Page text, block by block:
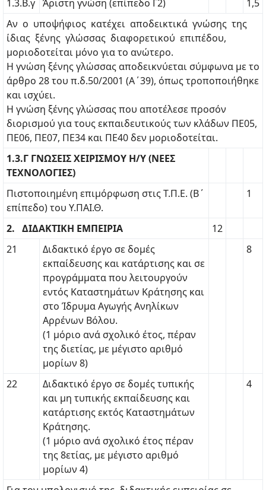
1.3.Β.γ Άριστη γνώση (επίπεδο Γ2)
1,5
Αν ο υποψήφιος κατέχει αποδεικτικά γνώσης της
ίδιας ξένης γλώσσας διαφορετικού επιπέδου,
μοριοδοτείται μόνο για το ανώτερο.
Η γνώση ξένης γλώσσας αποδεικνύεται σύμφωνα με το
άρθρο 28 του π.δ.50/2001 (Α΄39), όπως τροποποιήθηκε
και ισχύει.
Η γνώση ξένης γλώσσας που αποτέλεσε προσόν
διορισμού για τους εκπαιδευτικούς των κλάδων ΠΕ05,
ΠΕ06, ΠΕ07, ΠΕ34 και ΠΕ40 δεν μοριοδοτείται.
1.3.Γ ΓΝΩΣΕΙΣ ΧΕΙΡΙΣΜΟΥ Η/Υ (ΝΕΕΣ
ΤΕΧΝΟΛΟΓΙΕΣ)
Πιστοποιημένη επιμόρφωση στις Τ.Π.Ε. (Β΄
επίπεδο) του Υ.ΠΑΙ.Θ.
1
2. ΔΙΔΑΚΤΙΚΗ ΕΜΠΕΙΡΙΑ
12
21
Διδακτικό έργο σε δομές
εκπαίδευσης και κατάρτισης και σε
προγράμματα που λειτουργούν
εντός Καταστημάτων Κράτησης και
στο Ίδρυμα Αγωγής Ανηλίκων
Αρρένων Βόλου.
(1 μόριο ανά σχολικό έτος, πέραν
της διετίας, με μέγιστο αριθμό
μορίων 8)
8
22
Διδακτικό έργο σε δομές τυπικής
και μη τυπικής εκπαίδευσης και
κατάρτισης εκτός Καταστημάτων
Κράτησης.
(1 μόριο ανά σχολικό έτος πέραν
της 8ετίας, με μέγιστο αριθμό
μορίων 4)
4